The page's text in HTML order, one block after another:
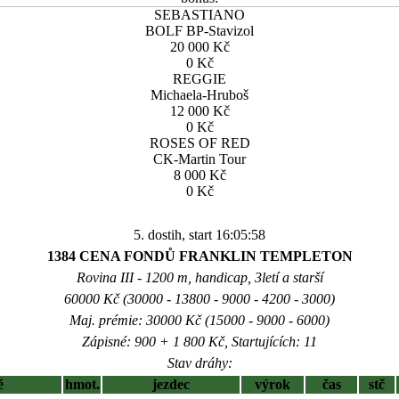
SEBASTIANO
BOLF BP-Stavizol
20 000 Kč
0 Kč
REGGIE
Michaela-Hruboš
12 000 Kč
0 Kč
ROSES OF RED
CK-Martin Tour
8 000 Kč
0 Kč
5. dostih, start 16:05:58
1384 CENA FONDŮ FRANKLIN TEMPLETON
Rovina III - 1200 m, handicap, 3letí a starší
60000 Kč (30000 - 13800 - 9000 - 4200 - 3000)
Maj. prémie: 30000 Kč (15000 - 9000 - 6000)
Zápisné: 900 + 1 800 Kč, Startujících: 11
Stav dráhy:
hmot. jezdec výrok čas stč